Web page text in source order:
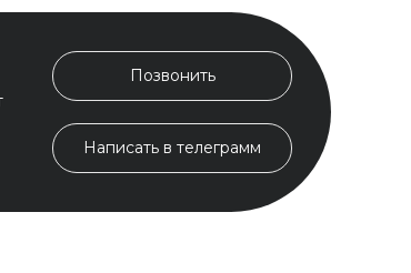
Позвонить
Написать в телеграмм